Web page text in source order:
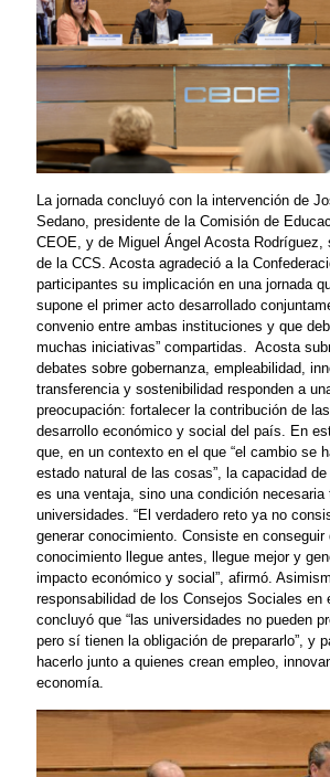
La jornada concluyó con la intervención de
Sedano, presidente de la Comisión de
CEOE, y de Miguel Ángel Acosta Rodríguez,
de la CCS. Acosta agradeció a la
participantes su implicación en una jornada
supone el primer acto desarrollado
convenio entre ambas instituciones y que
muchas iniciativas” compartidas.
Acosta
debates sobre gobernanza, empleabilidad,
transferencia y sostenibilidad responden a
preocupación: fortalecer la contribución de
desarrollo económico y social del país. En
que, en un contexto en el que “el cambio se
estado natural de las cosas”, la capacidad
es una ventaja, sino una condición necesaria
universidades. “El verdadero reto ya no
generar conocimiento. Consiste en conseguir
conocimiento llegue antes, llegue mejor y
impacto económico y social”, afirmó.
responsabilidad de los Consejos Sociales en
concluyó que “las universidades no pueden
pero sí tienen la obligación de prepararlo”, y
hacerlo junto a quienes crean empleo,
economía.